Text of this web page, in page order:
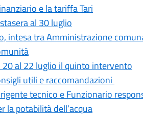
e la tariffa Tari
al 30 luglio
intesa tra Amministrazione
20 al 22 luglio il quinto intervento
utili e raccomandazioni
tecnico e Funzionario
la potabilità dell’acqua